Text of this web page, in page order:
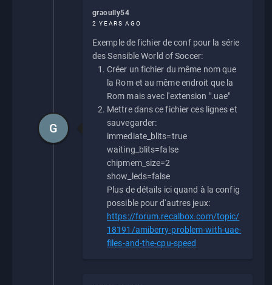
graoully54
2 YEARS AGO
Exemple de fichier de conf pour la série
des Sensible World of Soccer:
Créer un fichier du même nom que
la Rom et au même endroit que la
Rom mais avec l'extension ".uae"
Mettre dans ce fichier ces lignes et
sauvegarder:
immediate_blits=true
waiting_blits=false
chipmem_size=2
show_leds=false
Plus de détails ici quand à la config
possible pour d'autres jeux:
https://forum.recalbox.com/topic/
18191/amiberry-problem-with-uae-
files-and-the-cpu-speed
G